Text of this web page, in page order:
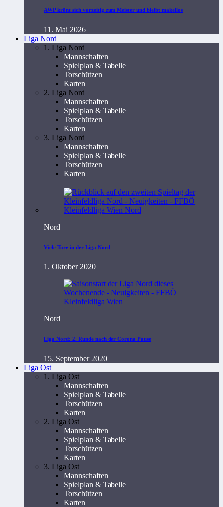
AWP krönt sich vorzeitig zum Meister und bleibt makellos
11. Mai 2026
Liga Nord
1. Liga Nord
Mannschaften
Spielplan & Tabelle
Torschützen
Karten
2. Liga Nord
Mannschaften
Spielplan & Tabelle
Torschützen
Karten
3. Liga Nord
Mannschaften
Spielplan & Tabelle
Torschützen
Karten
Nord
Viele Tore in der Liga Nord
1. Oktober 2020
Nord
Liga Nord: 2. Runde nach der Corona Pause
15. September 2020
Liga Ost
1. Liga Ost
Mannschaften
Spielplan & Tabelle
Torschützen
Karten
2. Liga Ost
Mannschaften
Spielplan & Tabelle
Torschützen
Karten
3. Liga Ost
Mannschaften
Spielplan & Tabelle
Torschützen
Karten